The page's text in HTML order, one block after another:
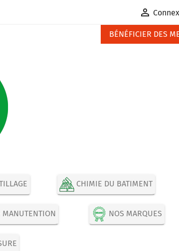

BÉNÉFICIER DES
CHIMIE DU BATIMENT
MANUTENTION NOS MARQUES